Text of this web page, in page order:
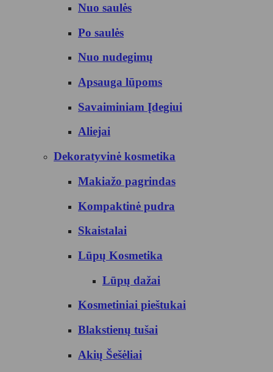
Nuo saulės
Po saulės
Nuo nudegimų
Apsauga lūpoms
Savaiminiam Įdegiui
Aliejai
Dekoratyvinė kosmetika
Makiažo pagrindas
Kompaktinė pudra
Skaistalai
Lūpų Kosmetika
Lūpų dažai
Kosmetiniai pieštukai
Blakstienų tušai
Akių Šešėliai